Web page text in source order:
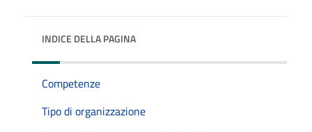
INDICE DELLA PAGINA
Competenze
Tipo di organizzazione